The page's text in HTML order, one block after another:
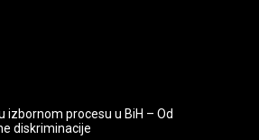
izbornom procesu u BiH – Od
diskriminacije